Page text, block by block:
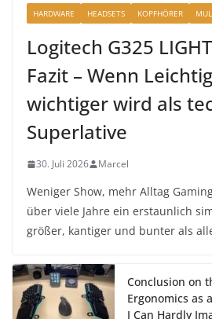
HARDWARE HEADSETS KOPFHÖRER
Logitech G325
Fazit – Wenn
wichtiger wird als
Superlative
30. Juli 2026 Marcel
Weniger Show, mehr Alltag
über viele Jahre ein erstaunlich
größer, kantiger und bunter als
Conclusion on
Ergonomics as
I Can Hardly